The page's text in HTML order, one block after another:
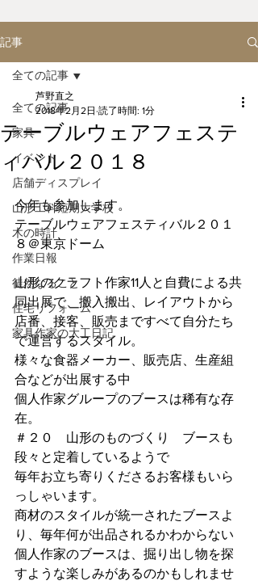
記事
全ての記事
家具
イベント
店舗ディスプレイ
山形工科短期大学校
木の時計
作業日報
徒然なること
住宅リフォーム
家具作家の大工日記
全ての記事
テーブルウェアフェステ
ィバル２０１８
芦野直之
2018年2月2日 読了時間: 1分
今年も参加します。
テーブルウェアフェスティバル２０１
８＠東京ドーム
山形のクラフト作家11人と自費による共
同出展で、搬入搬出、レイアウトから
店番、接客、販売まですべて自分たち
で運営するスタイル。
様々な食器メーカー、販売店、生産組
合などが出展する中
個人作家グループのブースは稀有な存
在。
＃２０　山形のものづくり　ブースも
段々と定着しているようで
毎年お立ち寄りくださるお客様もいら
っしゃいます。
商材のスタイルが統一されたブースよ
り、毎年何が出品されるかわからない
個人作家のブースは、掘り出し物を探
すような楽しみがあるのかもしれませ